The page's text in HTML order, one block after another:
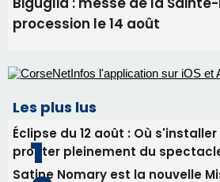
05/08/2026 09:53
Les plus lus
Éclipse du 12 août : Où